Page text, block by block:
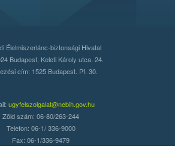
Élelmiszerlánc-biztonsági Hivatal
Budapest, Keleti Károly utca. 24.
cím: 1525 Budapest. Pf. 30.
ugyfelszolgalat@nebih.gov.hu
Zöld szám: 06-80/263-244
Telefon: 06-1/ 336-9000
Fax: 06-1/336-9479